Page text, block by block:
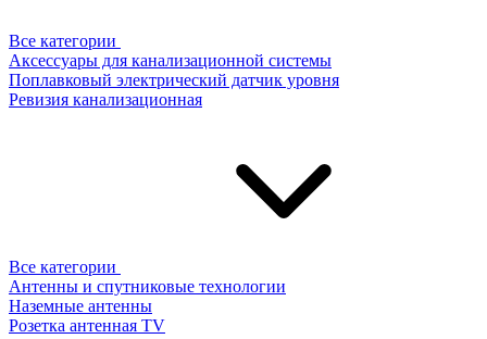
Все категории
Аксессуары для канализационной системы
Поплавковый электрический датчик уровня
Ревизия канализационная
Все категории
Антенны и спутниковые технологии
Наземные антенны
Розетка антенная TV